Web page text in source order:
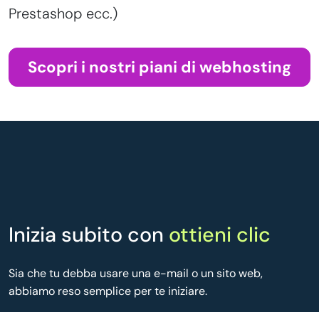
Prestashop ecc.)
Scopri i nostri piani di webhosting
Inizia subito con ottieni clic
Sia che tu debba usare una e-mail o un sito web,
abbiamo reso semplice per te iniziare.